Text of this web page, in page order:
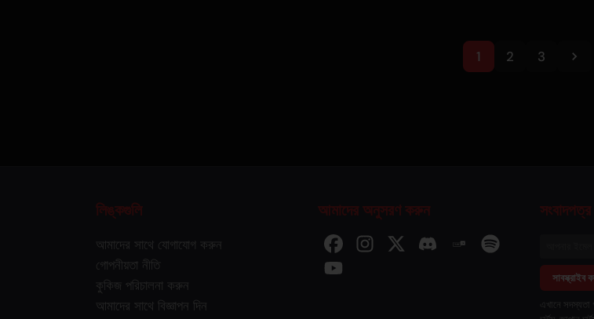
1 2 3
লিঙ্কগুলি
আমাদের সাথে যোগাযোগ করুন
গোপনীয়তা নীতি
কুকিজ পরিচালনা করুন
আমাদের সাথে বিজ্ঞাপন দিন
আমাদের অনুসরণ করুন সংবাদপত্র
সাবস্ক্রাইব
এখানে